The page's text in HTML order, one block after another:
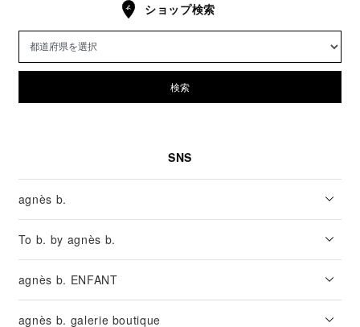
ショップ検索
検索
SNS
agnès b.
To b. by agnès b.
agnès b. ENFANT
agnès b. galerie boutique